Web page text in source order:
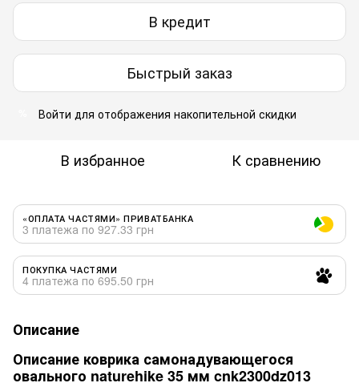
В кредит
Быстрый заказ
Войти для отображения накопительной скидки
В избранное К сравнению
«ОПЛАТА ЧАСТЯМИ» ПРИВАТБАНКА
3 платежа по 927.33 грн
ПОКУПКА ЧАСТЯМИ
4 платежа по 695.50 грн
Описание
Описание коврика самонадувающегося
овального naturehike 35 мм cnk2300dz013